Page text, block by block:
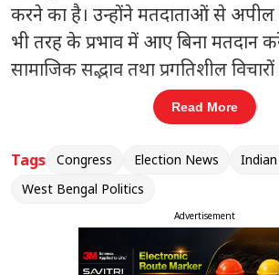
करने का है। उन्होंने मतदाताओं से अपील
भी तरह के प्रभाव में आए बिना मतदान
सामाजिक सद्भाव तथा प्रगतिशील
वोट दें। उनके मुताबिक, चुनाव केवल
माध्यम नहीं, बल्कि देश और समाज की
अवसर भी होता है।
संबंधित खबरें
यूपी में आज मंत्रिमंडल
चुनाव से पहले बीजेपी
Read More
Tags Congress Election News
West Bengal Politics
Advertisement